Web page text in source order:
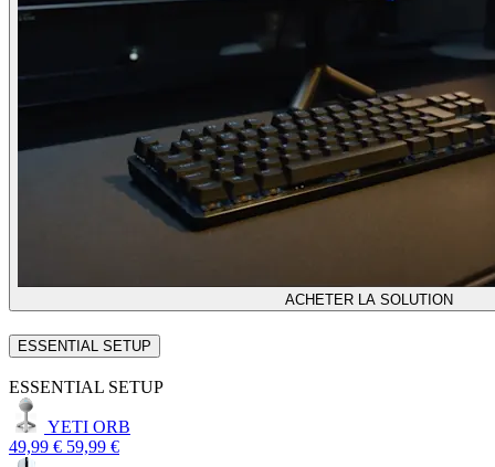
ACHETER LA SOLUTION
ESSENTIAL SETUP
ESSENTIAL SETUP
YETI ORB
49,99 € 59,99 €